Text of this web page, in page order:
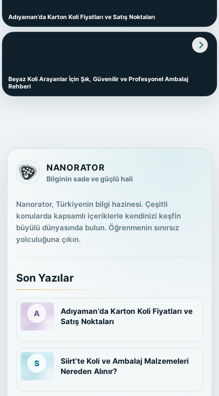
Adıyaman’da Karton Koli Fiyatları ve Satış Noktaları
Beyaz Koli Arayanlar İçin Şık, Güvenilir ve Profesyonel Ambalaj
Rehberi
NANORATOR
Bilginin sade ve güçlü hali
Nanorator, Türkiyenin bilgi hazinesi. Çeşitli
konularda kapsamlı içeriklerle kendinizi keşfin
büyülü dünyasında bulun. Öğrenmenin sınırsız
yolculuğuna çıkın.
Son Yazılar
Adıyaman’da Karton Koli Fiyatları ve
Satış Noktaları
Siirt’te Koli ve Ambalaj Malzemeleri
Nereden Alınır?